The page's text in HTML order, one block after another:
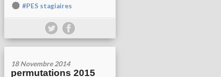
#PES stagiaires
18 Novembre 2014
permutations 2015